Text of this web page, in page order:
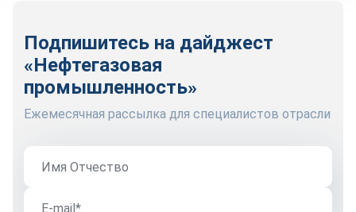
Подпишитесь на дайджест
«Нефтегазовая
промышленность»
Ежемесячная рассылка для специалистов отрасли